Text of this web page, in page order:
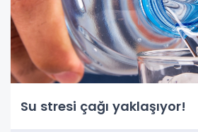
Su stresi çağı yaklaşıyor!